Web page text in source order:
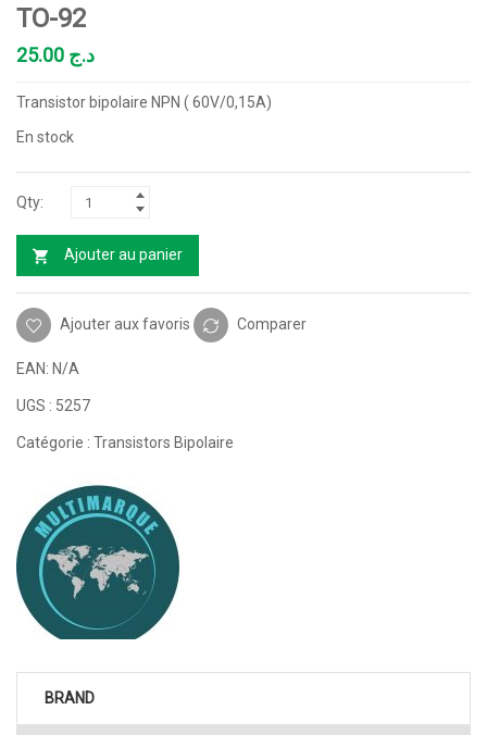
TO-92
د.ج
Transistor bipolaire NPN ( 60V/0,15A)
En stock
Ajouter au panier
Ajouter aux favoris Comparer
EAN: N/A
UGS : 5257
Catégorie : Transistors Bipolaire
BRAND